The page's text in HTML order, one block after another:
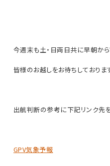
今週末も土・日両日共に早朝から
皆様のお越しをお待ちしており
出航判断の参考に下記リンク先を
GPV気象予報